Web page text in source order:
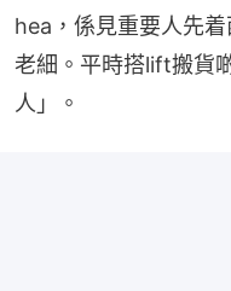
hea，係見重要人先
老細。平時搭lift搬貨
人」。